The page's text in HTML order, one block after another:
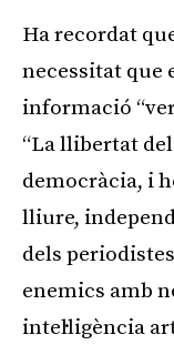
Ha recordat
necessitat que
informació
“La llibertat
democràcia, i
lliure,
dels
enemics amb
intel·ligència